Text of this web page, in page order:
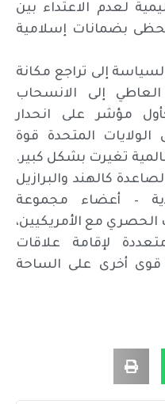
لعدم الاعتداء بين
بضمانات إسلامية
إلى تراجع مكانة
إلى الانسحاب
مؤشر على انحدار
المتحدة قوة
تغيرت بشكل كبير.
كالهند والبرازيل
– أعضاء مجموعة
مع الأمريكيين،
لإقامة علاقات
قوى أخرى على الساحة